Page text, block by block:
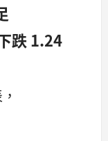
跌 1.24